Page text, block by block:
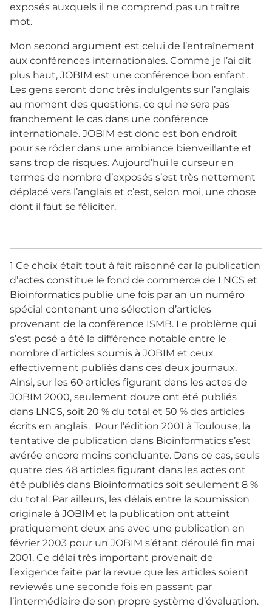
exposés auxquels il ne comprend pas un traître
mot.
Mon second argument est celui de l’entraînement
aux conférences internationales. Comme je l’ai dit
plus haut, JOBIM est une conférence bon enfant.
Les gens seront donc très indulgents sur l’anglais
au moment des questions, ce qui ne sera pas
franchement le cas dans une conférence
internationale. JOBIM est donc est bon endroit
pour se rôder dans une ambiance bienveillante et
sans trop de risques. Aujourd’hui le curseur en
termes de nombre d’exposés s’est très nettement
déplacé vers l’anglais et c’est, selon moi, une chose
dont il faut se féliciter.
1 Ce choix était tout à fait raisonné car la publication
d’actes constitue le fond de commerce de LNCS et
Bioinformatics publie une fois par an un numéro
spécial contenant une sélection d’articles
provenant de la conférence ISMB. Le problème qui
s’est posé a été la différence notable entre le
nombre d’articles soumis à JOBIM et ceux
effectivement publiés dans ces deux journaux.
Ainsi, sur les 60 articles figurant dans les actes de
JOBIM 2000, seulement douze ont été publiés
dans LNCS, soit 20 % du total et 50 % des articles
écrits en anglais. Pour l’édition 2001 à Toulouse, la
tentative de publication dans Bioinformatics s’est
avérée encore moins concluante. Dans ce cas, seuls
quatre des 48 articles figurant dans les actes ont
été publiés dans Bioinformatics soit seulement 8 %
du total. Par ailleurs, les délais entre la soumission
originale à JOBIM et la publication ont atteint
pratiquement deux ans avec une publication en
février 2003 pour un JOBIM s’étant déroulé fin mai
2001. Ce délai très important provenait de
l’exigence faite par la revue que les articles soient
reviewés une seconde fois en passant par
l’intermédiaire de son propre système d’évaluation.